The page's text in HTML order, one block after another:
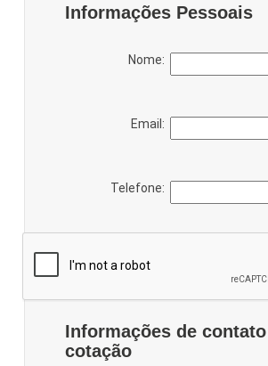
Informações Pessoais
Nome:
Email:
Telefone:
Informações de
cotação